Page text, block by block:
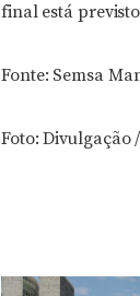
final está
Fonte: Semsa
Foto: Divulgação